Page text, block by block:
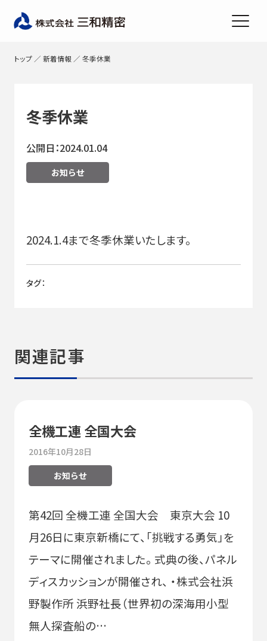
トップ ／ 新着情報 ／ 冬季休業
冬季休業
公開日：2024.01.04
お知らせ
2024.1.4まで冬季休業いたします。
タグ：
関連記事
全機工連 全国大会
2016年10月28日
お知らせ
第42回 全機工連 全国大会 東京大会 10
月26日に東京新橋にて、「挑戦する勇気」を
テーマに開催されました。 式典の後、パネル
ディスカッションが開催され、 ・株式会社浜
野製作所 浜野社長（世界初の深海用小型
無人探査船の…